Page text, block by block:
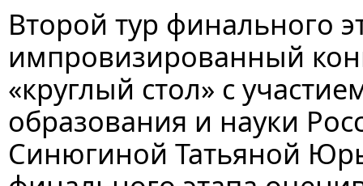
Второй тур финального
импровизированный
«круглый стол» с
образования и науки
Синюгиной Татьяной